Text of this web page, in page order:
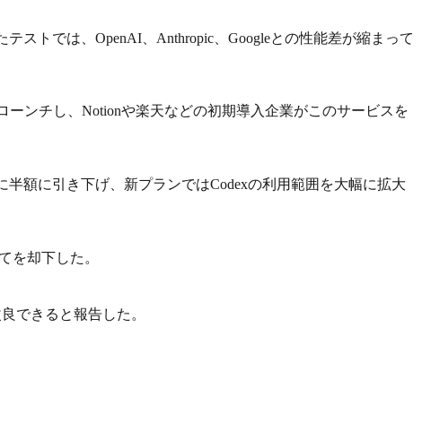
ストでは、OpenAI、Anthropic、Googleとの性能差が縮まって
ーンチし、Notionや楽天などの初期導入企業がこのサービスを
額に引き下げ、新プランではCodexの利用範囲を大幅に拡大
を却下した。
できると報告した。